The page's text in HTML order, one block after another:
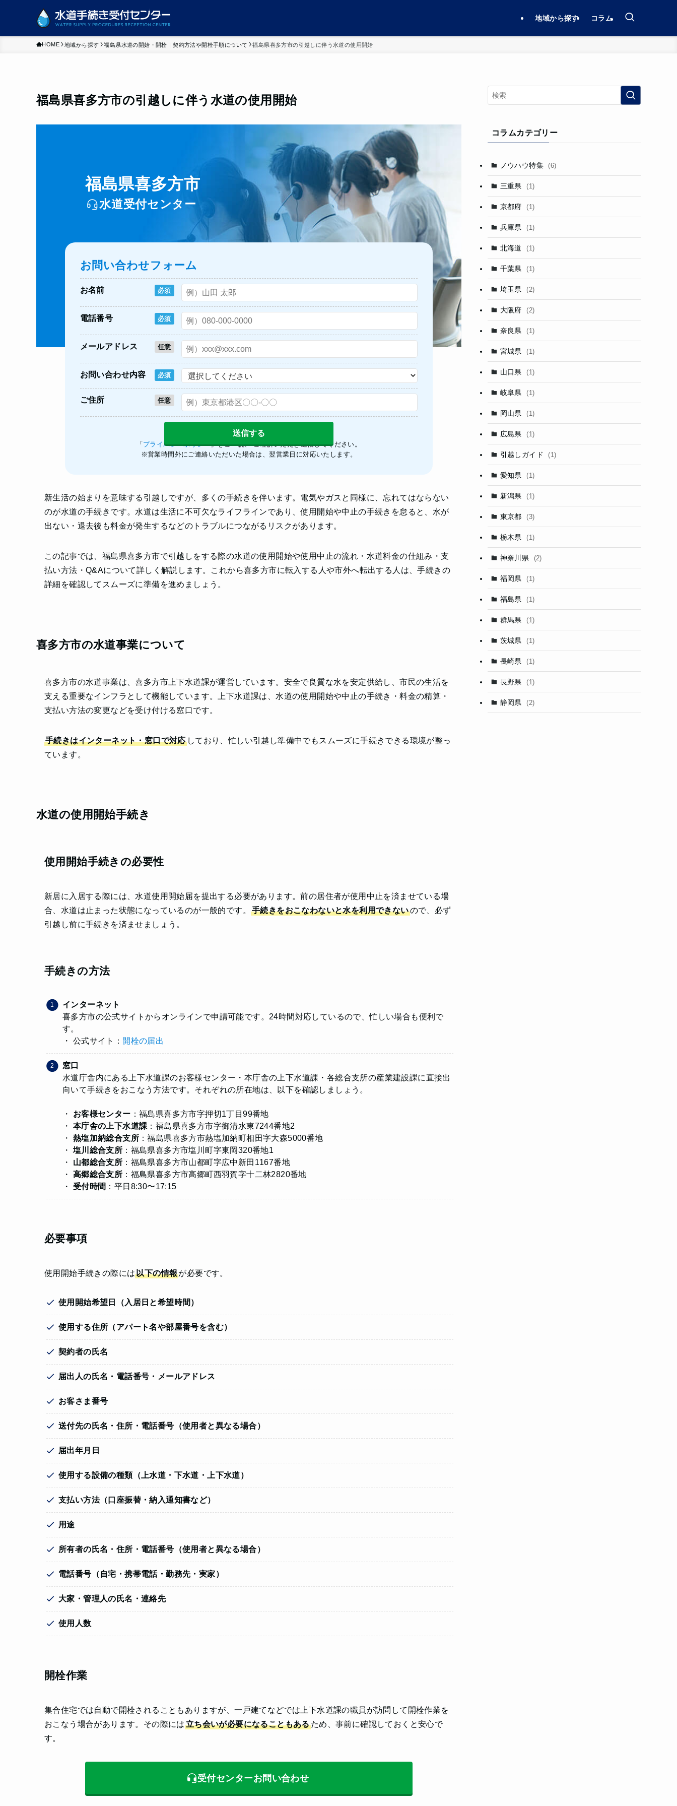
地域から探す コラム
HOME 地域から探す 福島県水道の開始・開栓｜契約方法や開栓手順について 福島県喜多方市の引越しに伴う水道の使用開始
福島県喜多方市の引越しに伴う水道の使用開始
福島県喜多方市
水道受付センター
お問い合わせフォーム
お名前 必須
電話番号 必須
メールアドレス 任意
お問い合わせ内容 必須
ご住所 任意
「 プライバシーポリシー」をご一読、 ご理解いただき送信してください。
※営業時間外にご連絡いただいた場合は、翌営業日に対応いたします。
新生活の始まりを意味する引越しですが、多くの手続きを伴います。電気やガスと同様に、忘れてはならない
のが水道の手続きです。水道は生活に不可欠なライフラインであり、使用開始や中止の手続きを怠ると、水が
出ない・退去後も料金が発生するなどのトラブルにつながるリスクがあります。
この記事では、福島県喜多方市で引越しをする際の水道の使用開始や使用中止の流れ・水道料金の仕組み・支
払い方法・Q&Aについて詳しく解説します。これから喜多方市に転入する人や市外へ転出する人は、手続きの
詳細を確認してスムーズに準備を進めましょう。
喜多方市の水道事業について
喜多方市の水道事業は、喜多方市上下水道課が運営しています。安全で良質な水を安定供給し、市民の生活を
支える重要なインフラとして機能しています。上下水道課は、水道の使用開始や中止の手続き・料金の精算・
支払い方法の変更などを受け付ける窓口です。
手続きはインターネット・窓口で対応しており、忙しい引越し準備中でもスムーズに手続きできる環境が整っ
ています。
水道の使用開始手続き
使用開始手続きの必要性
新居に入居する際には、水道使用開始届を提出する必要があります。前の居住者が使用中止を済ませている場
合、水道は止まった状態になっているのが一般的です。手続きをおこなわないと水を利用できないので、必ず
引越し前に手続きを済ませましょう。
手続きの方法
インターネット
喜多方市の公式サイトからオンラインで申請可能です。24時間対応しているので、忙しい場合も便利で
す。
・ 公式サイト： 開栓の届出
窓口
水道庁舎内にある上下水道課のお客様センター・本庁舎の上下水道課・各総合支所の産業建設課に直接出
向いて手続きをおこなう方法です。それぞれの所在地は、以下を確認しましょう。
・ お客様センター ：福島県喜多方市字押切1丁目99番地
・ 本庁舎の上下水道課 ：福島県喜多方市字御清水東7244番地2
・ 熱塩加納総合支所 ：福島県喜多方市熱塩加納町相田字大森5000番地
・ 塩川総合支所 ：福島県喜多方市塩川町字東岡320番地1
・ 山都総合支所 ：福島県喜多方市山都町字広中新田1167番地
・ 高郷総合支所 ：福島県喜多方市高郷町西羽賀字十二林2820番地
・ 受付時間 ：平日8:30〜17:15
必要事項
使用開始手続きの際には以下の情報が必要です。
使用開始希望日（入居日と希望時間）
使用する住所（アパート名や部屋番号を含む）
契約者の氏名
届出人の氏名・電話番号・メールアドレス
お客さま番号
送付先の氏名・住所・電話番号（使用者と異なる場合）
届出年月日
使用する設備の種類（上水道・下水道・上下水道）
支払い方法（口座振替・納入通知書など）
用途
所有者の氏名・住所・電話番号（使用者と異なる場合）
電話番号（自宅・携帯電話・勤務先・実家）
大家・管理人の氏名・連絡先
使用人数
開栓作業
集合住宅では自動で開栓されることもありますが、一戸建てなどでは上下水道課の職員が訪問して開栓作業を
おこなう場合があります。その際には 立ち会いが必要になることもあるため、事前に確認しておくと安心で
す。
受付センターお問い合わせ
コラムカテゴリー
ノウハウ特集 (6)
三重県 (1)
京都府 (1)
兵庫県 (1)
北海道 (1)
千葉県 (1)
埼玉県 (2)
大阪府 (2)
奈良県 (1)
宮城県 (1)
山口県 (1)
岐阜県 (1)
岡山県 (1)
広島県 (1)
引越しガイド (1)
愛知県 (1)
新潟県 (1)
東京都 (3)
栃木県 (1)
神奈川県 (2)
福岡県 (1)
福島県 (1)
群馬県 (1)
茨城県 (1)
長崎県 (1)
長野県 (1)
静岡県 (2)